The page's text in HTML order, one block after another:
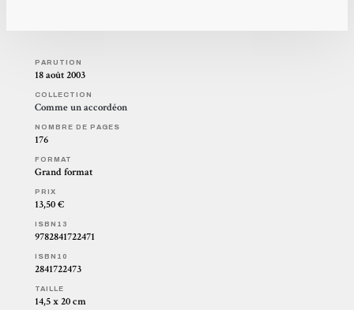
PARUTION
18 août 2003
COLLECTION
Comme un accordéon
NOMBRE DE PAGES
176
FORMAT
Grand format
PRIX
13,50 €
ISBN13
9782841722471
ISBN10
2841722473
TAILLE
14,5 x 20 cm